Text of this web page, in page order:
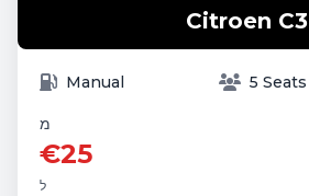
Citroen C3
Manual 5 Seats
מ
€25
ל